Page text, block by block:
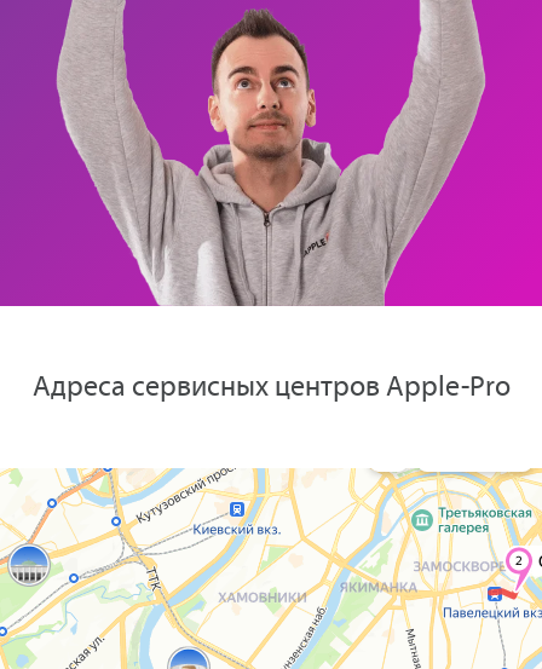
Адреса сервисных центров Apple-Pro